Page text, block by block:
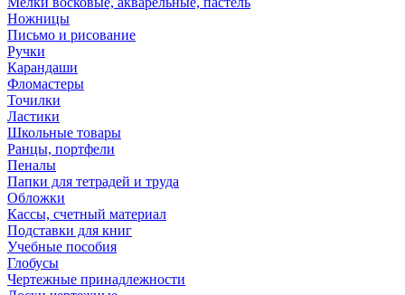
Ножницы
Письмо и рисование
Ручки
Карандаши
Фломастеры
Точилки
Ластики
Школьные товары
Ранцы, портфели
Пеналы
Папки для тетрадей и труда
Обложки
Кассы, счетный материал
Подставки для книг
Учебные пособия
Глобусы
Чертежные принадлежности